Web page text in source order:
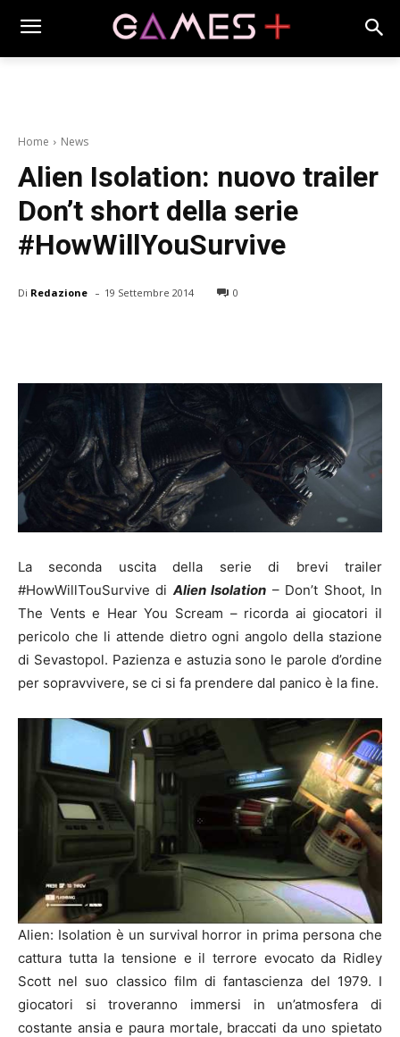
Home News
Alien Isolation: nuovo trailer
Don’t short della serie
#HowWillYouSurvive
Di Redazione - 19 Settembre 2014 0
La seconda uscita della serie di brevi trailer
#HowWillTouSurvive di Alien Isolation – Don’t Shoot, In
The Vents e Hear You Scream – ricorda ai giocatori il
pericolo che li attende dietro ogni angolo della stazione
di Sevastopol. Pazienza e astuzia sono le parole d’ordine
per sopravvivere, se ci si fa prendere dal panico è la fine.
Alien: Isolation è un survival horror in prima persona che
cattura tutta la tensione e il terrore evocato da Ridley
Scott nel suo classico film di fantascienza del 1979. I
giocatori si troveranno immersi in un’atmosfera di
costante ansia e paura mortale, braccati da uno spietato